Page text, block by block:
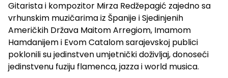
Gitarista i kompozitor Mirza Redžepagić zajedno sa
vrhunskim muzičarima iz Španije i Sjedinjenih
Američkih Država Maitom Arregiom, Imamom
Hamdanijem i Evom Catalom sarajevskoj publici
poklonili su jedinstven umjetnički doživljaj, donoseći
jedinstvenu fuziju flamenca, jazza i world musica.